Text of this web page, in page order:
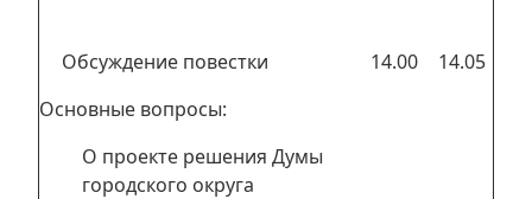
Обсуждение повестки 14.00
14.05
Основные вопросы:
О проекте решения Думы
городского округа